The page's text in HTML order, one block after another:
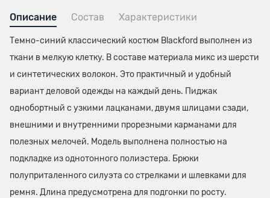
Описание Состав Характеристики
Темно-синий классический костюм Blackford выполнен из
ткани в мелкую клетку. В составе материала микс из шерсти
и синтетических волокон. Это практичный и удобный
вариант деловой одежды на каждый день. Пиджак
однобортный с узкими лацканами, двумя шлицами сзади,
внешними и внутренними прорезными карманами для
полезных мелочей. Модель выполнена полностью на
подкладке из однотонного полиэстера. Брюки
полуприталенного силуэта со стрелками и шлевками для
ремня. Длина предусмотрена для подгонки по росту.